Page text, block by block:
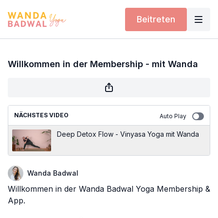
Beitreten
Willkommen in der Membership - mit Wanda
NÄCHSTES VIDEO Auto Play
Deep Detox Flow - Vinyasa Yoga mit Wanda
Wanda Badwal
Willkommen in der Wanda Badwal Yoga Membership &
App.